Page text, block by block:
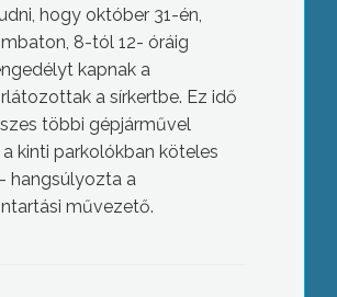
hogy október 31-én,
8-tól 12- óráig
kapnak a
a sírkertbe. Ez idő
többi gépjárművel
kinti parkolókban köteles
hangsúlyozta a
művezető.
Van segítség